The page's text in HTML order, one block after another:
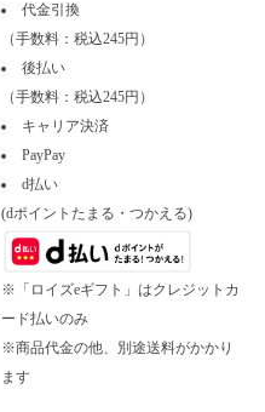
代金引換
（手数料：税込245円）
後払い
（手数料：税込245円）
キャリア決済
PayPay
d払い
(dポイントたまる・つかえる)
※「ロイズeギフト」はクレジットカ
ード払いのみ
※商品代金の他、別途送料がかかり
ます